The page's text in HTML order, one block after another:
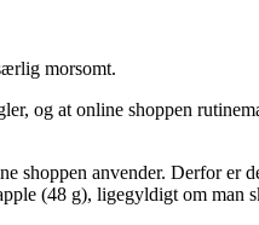
morsomt.
og at online shoppen
shoppen anvender. Derfor er
(48 g), ligegyldigt om man